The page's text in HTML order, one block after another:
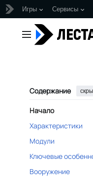
Игры Сервисы
содержанию
Главное меню
Содержание
Начало
Характеристики
Модули
Ключевые
Вооружение